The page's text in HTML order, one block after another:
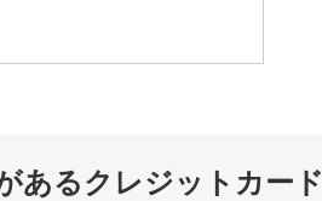
あるクレジットカード